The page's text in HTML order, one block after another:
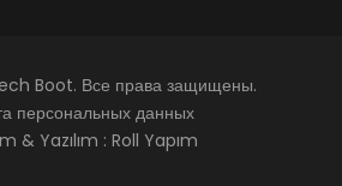
Boot. Все права защищены.
персональных данных
& Yazılım : Roll Yapım